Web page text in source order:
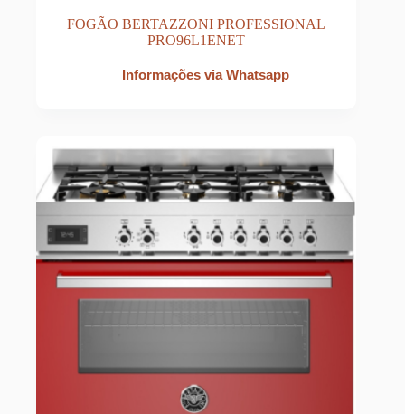
FOGÃO BERTAZZONI PROFESSIONAL
PRO96L1ENET
Informações via Whatsapp